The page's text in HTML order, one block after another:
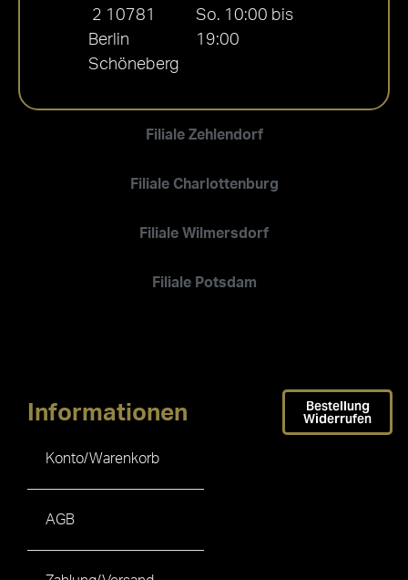
Filiale Zehlendorf
Filiale Charlottenburg
Filiale Wilmersdorf
Filiale Potsdam
2 10781
Berlin
Schöneberg
So. 10:00 bis
19:00
Informationen
Konto/Warenkorb
AGB
Bestellung
Widerrufen